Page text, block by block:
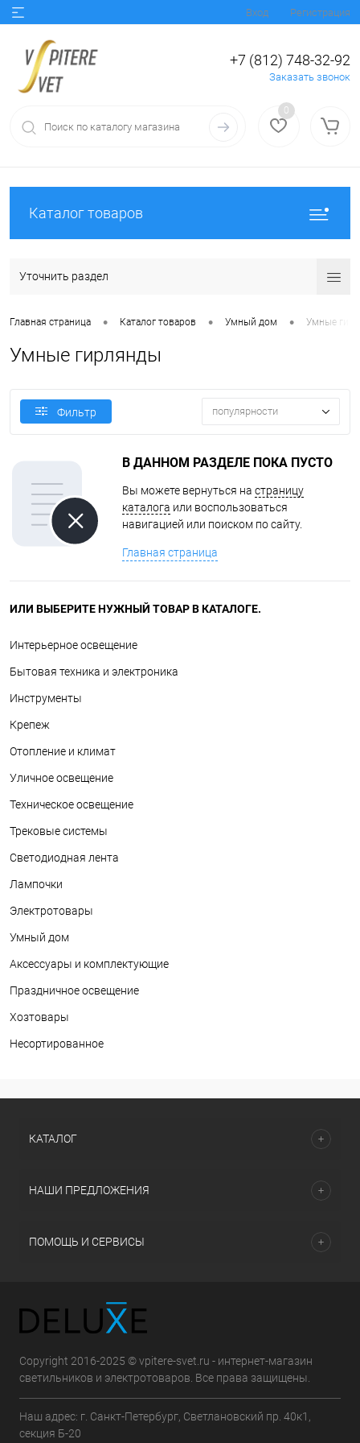
Вход Регистрация
+7 (812) 748-32-92
Заказать звонок
0
Каталог товаров
Уточнить раздел
Главная страница • Каталог товаров • Умный дом • Умные
Умные гирлянды
Фильтр популярности
В ДАННОМ РАЗДЕЛЕ ПОКА ПУСТО
Вы можете вернуться на страницу
каталога или воспользоваться
навигацией или поиском по сайту.
Главная страница
ИЛИ ВЫБЕРИТЕ НУЖНЫЙ ТОВАР В КАТАЛОГЕ.
Интерьерное освещение
Бытовая техника и электроника
Инструменты
Крепеж
Отопление и климат
Уличное освещение
Техническое освещение
Трековые системы
Светодиодная лента
Лампочки
Электротовары
Умный дом
Аксессуары и комплектующие
Праздничное освещение
Хозтовары
Несортированное
КАТАЛОГ
НАШИ ПРЕДЛОЖЕНИЯ
ПОМОЩЬ И СЕРВИСЫ
Copyright 2016-2025 © vpitere-svet.ru - интернет-магазин
светильников и электротоваров. Все права защищены.
Наш адрес: г. Санкт-Петербург, Светлановский пр. 40к1,
секция Б-20